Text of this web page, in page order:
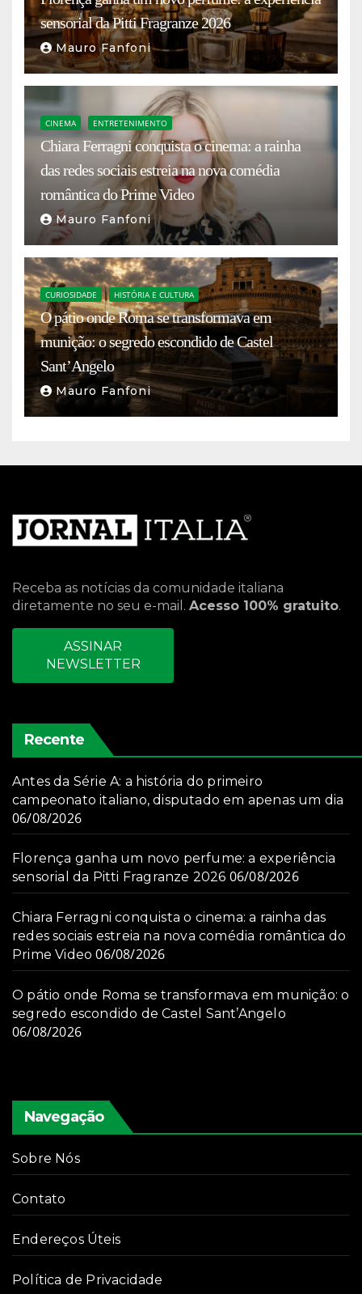
sensorial da Pitti Fragranze 2026
Mauro Fanfoni
CINEMA ENTRETENIMENTO
Chiara Ferragni conquista o cinema: a rainha
das redes sociais estreia na nova comédia
romântica do Prime Video
Mauro Fanfoni
CURIOSIDADE HISTÓRIA E CULTURA
O pátio onde Roma se transformava em
munição: o segredo escondido de Castel
Sant’Angelo
Mauro Fanfoni
Receba as notícias da comunidade italiana
diretamente no seu e-mail. Acesso 100% gratuito.
ASSINAR
NEWSLETTER
Recente
Antes da Série A: a história do primeiro
campeonato italiano, disputado em apenas um dia
06/08/2026
Florença ganha um novo perfume: a experiência
sensorial da Pitti Fragranze 2026 06/08/2026
Chiara Ferragni conquista o cinema: a rainha das
redes sociais estreia na nova comédia romântica do
Prime Video 06/08/2026
O pátio onde Roma se transformava em munição: o
segredo escondido de Castel Sant’Angelo
06/08/2026
Navegação
Sobre Nós
Contato
Endereços Úteis
Política de Privacidade